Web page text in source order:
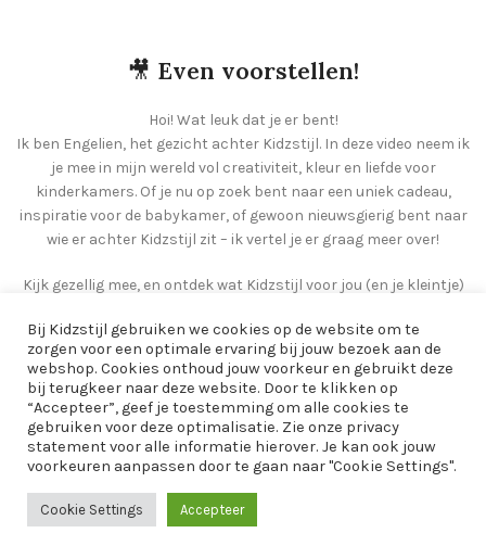
🎥 Even voorstellen!
Hoi! Wat leuk dat je er bent!
Ik ben Engelien, het gezicht achter Kidzstijl. In deze video neem ik
je mee in mijn wereld vol creativiteit, kleur en liefde voor
kinderkamers. Of je nu op zoek bent naar een uniek cadeau,
inspiratie voor de babykamer, of gewoon nieuwsgierig bent naar
wie er achter Kidzstijl zit – ik vertel je er graag meer over!
Kijk gezellig mee, en ontdek wat Kidzstijl voor jou (en je kleintje)
Bij Kidzstijl gebruiken we cookies op de website om te
zorgen voor een optimale ervaring bij jouw bezoek aan de
webshop. Cookies onthoud jouw voorkeur en gebruikt deze
bij terugkeer naar deze website. Door te klikken op
“Accepteer”, geef je toestemming om alle cookies te
gebruiken voor deze optimalisatie. Zie onze privacy
statement voor alle informatie hierover. Je kan ook jouw
voorkeuren aanpassen door te gaan naar "Cookie Settings".
Cookie Settings Accepteer